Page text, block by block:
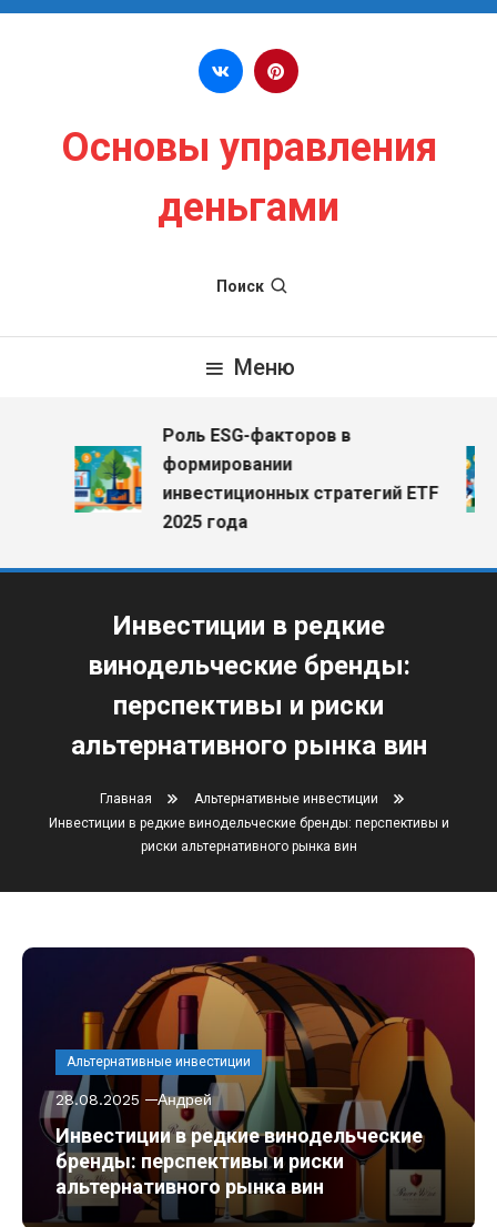
Перейти к содержимому
Основы управления
деньгами
Поиск
Меню
Роль ESG-факторов в
формировании
инвестиционных стратегий ETF
2025 года
Инвестиции в редкие
винодельческие бренды:
перспективы и риски
альтернативного рынка вин
Главная
Альтернативные инвестиции
Инвестиции в редкие винодельческие бренды: перспективы и
риски альтернативного рынка вин
Альтернативные инвестиции
28.08.2025 Андрей
Инвестиции в редкие винодельческие
бренды: перспективы и риски
альтернативного рынка вин